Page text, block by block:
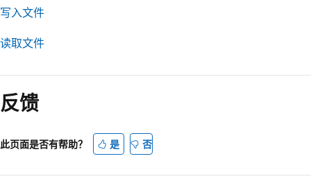
写入文件
读取文件
反馈
此页面是否有帮助？ 是 否